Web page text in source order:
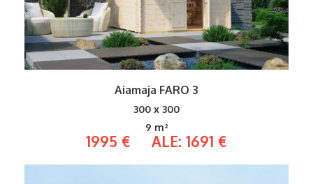
Aiamaja FARO 3
300 x 300
9 m²
1995 € ALE: 1691 €